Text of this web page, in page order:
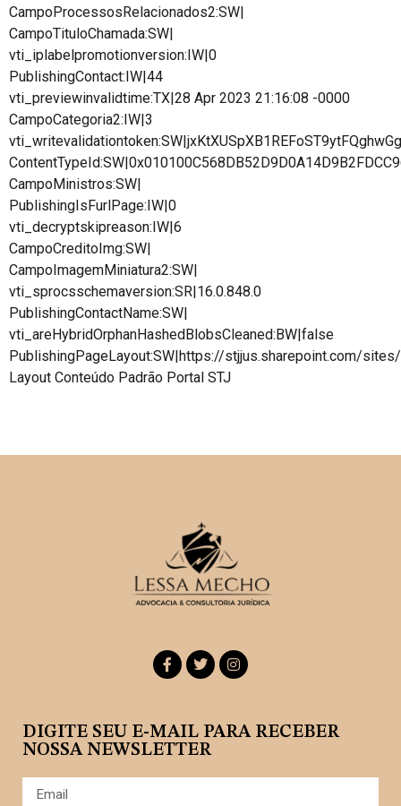
CampoProcessosRelacionados2:SW|
CampoTituloChamada:SW|
vti_iplabelpromotionversion:IW|0
PublishingContact:IW|44
vti_previewinvalidtime:TX|28 Apr 2023 21:16:08 -0000
CampoCategoria2:IW|3
CampoMinistros:SW|
PublishingIsFurlPage:IW|0
vti_decryptskipreason:IW|6
CampoCreditoImg:SW|
CampoImagemMiniatura2:SW|
vti_sprocsschemaversion:SR|16.0.848.0
PublishingContactName:SW|
vti_areHybridOrphanHashedBlobsCleaned:BW|false
PublishingPageLayout:SW|https://stjjus.sharepoint.com/
Layout Conteúdo Padrão Portal STJ
DIGITE SEU E-MAIL PARA RECEBER
NOSSA NEWSLETTER